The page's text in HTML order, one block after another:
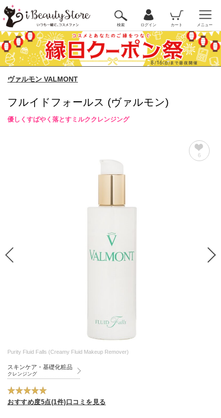
検索 ログイン カート メニュー
ヴァルモン VALMONT
フルイドフォールス (ヴァルモン)
優しくすばやく落とすミルククレンジング
6
Purity Fluid Falls (Creamy Fluid Makeup Remover)
スキンケア・基礎化粧品
クレンジング
おすすめ度5点(1件)口コミを見る